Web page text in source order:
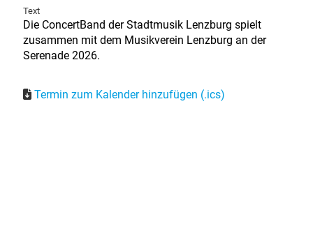
Text
Die ConcertBand der Stadtmusik Lenzburg spielt
zusammen mit dem Musikverein Lenzburg an der
Serenade 2026.
Termin zum Kalender hinzufügen (.ics)